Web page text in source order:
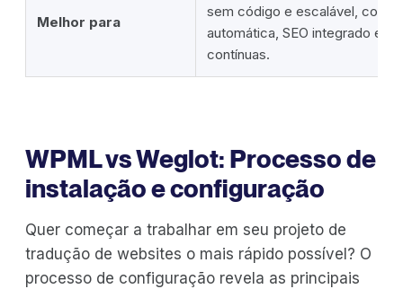
Melhor para
sem código e escalável, com
automática, SEO integrado e
contínuas.
WPML vs Weglot: Processo de
instalação e configuração
Quer começar a trabalhar em seu projeto de
tradução de websites o mais rápido possível? O
processo de configuração revela as principais